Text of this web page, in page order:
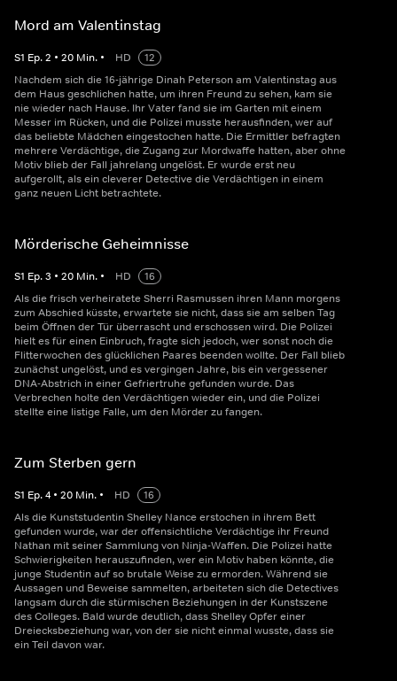
Mord am Valentinstag
S1 Ep.2 • 20 Min. • HD
12
Nachdem sich die 16-jährige Dinah Peterson am Valentinstag aus
dem Haus geschlichen hatte, um ihren Freund zu sehen, kam sie
nie wieder nach Hause. Ihr Vater fand sie im Garten mit einem
Messer im Rücken, und die Polizei musste herausfinden, wer auf
das beliebte Mädchen eingestochen hatte. Die Ermittler befragten
mehrere Verdächtige, die Zugang zur Mordwaffe hatten, aber ohne
Motiv blieb der Fall jahrelang ungelöst. Er wurde erst neu
aufgerollt, als ein cleverer Detective die Verdächtigen in einem
ganz neuen Licht betrachtete.
Mörderische Geheimnisse
S1 Ep.3 • 20 Min. • HD
16
Als die frisch verheiratete Sherri Rasmussen ihren Mann morgens
zum Abschied küsste, erwartete sie nicht, dass sie am selben Tag
beim Öffnen der Tür überrascht und erschossen wird. Die Polizei
hielt es für einen Einbruch, fragte sich jedoch, wer sonst noch die
Flitterwochen des glücklichen Paares beenden wollte. Der Fall blieb
zunächst ungelöst, und es vergingen Jahre, bis ein vergessener
DNA-Abstrich in einer Gefriertruhe gefunden wurde. Das
Verbrechen holte den Verdächtigen wieder ein, und die Polizei
stellte eine listige Falle, um den Mörder zu fangen.
Zum Sterben gern
S1 Ep.4 • 20 Min. • HD
16
Als die Kunststudentin Shelley Nance erstochen in ihrem Bett
gefunden wurde, war der offensichtliche Verdächtige ihr Freund
Nathan mit seiner Sammlung von Ninja-Waffen. Die Polizei hatte
Schwierigkeiten herauszufinden, wer ein Motiv haben könnte, die
junge Studentin auf so brutale Weise zu ermorden. Während sie
Aussagen und Beweise sammelten, arbeiteten sich die Detectives
langsam durch die stürmischen Beziehungen in der Kunstszene
des Colleges. Bald wurde deutlich, dass Shelley Opfer einer
Dreiecksbeziehung war, von der sie nicht einmal wusste, dass sie
ein Teil davon war.